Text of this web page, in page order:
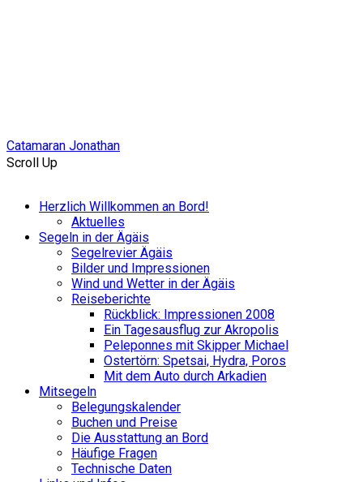
Scroll Up
Catamaran Jonathan
Herzlich Willkommen an Bord!
Aktuelles
Segeln in der Ägäis
Segelrevier Ägäis
Bilder und Impressionen
Wind und Wetter in der Ägäis
Reiseberichte
Rückblick: Impressionen 2008
Ein Tagesausflug zur Akropolis
Peleponnes mit Skipper Michael
Ostertörn: Spetsai, Hydra, Poros
Mit dem Auto durch Arkadien
Mitsegeln
Belegungskalender
Buchen und Preise
Die Ausstattung an Bord
Häufige Fragen
Technische Daten